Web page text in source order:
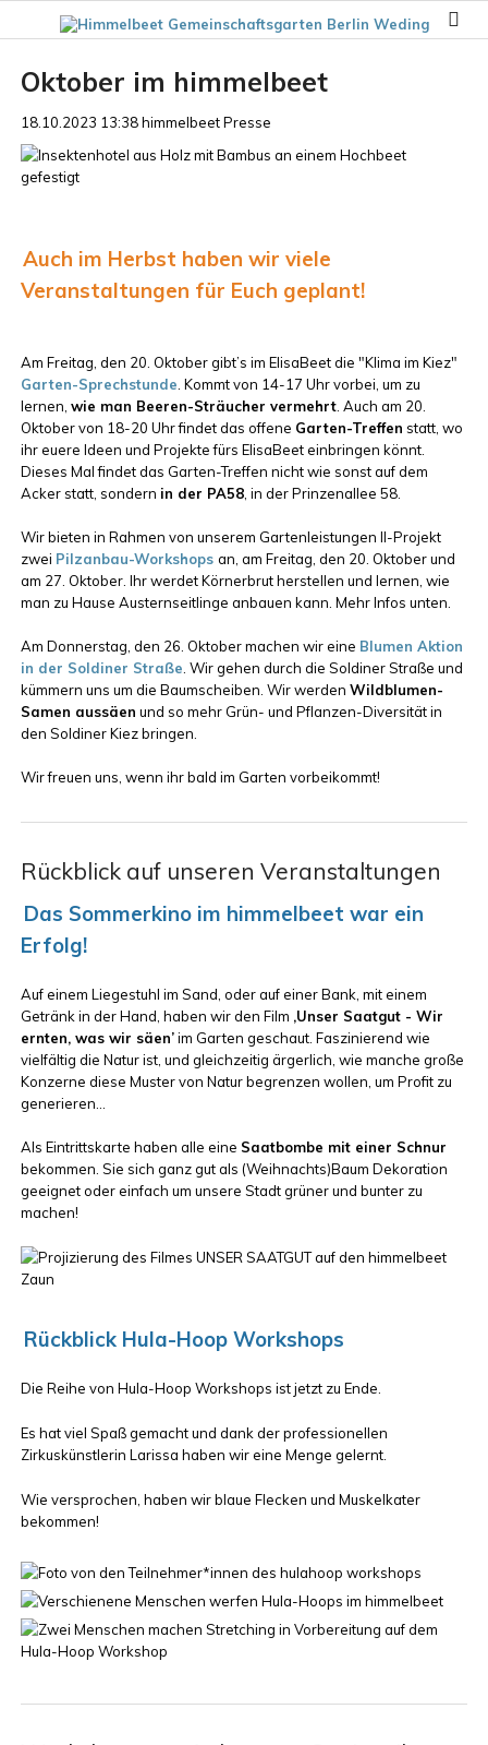
Oktober im himmelbeet
18.10.2023 13:38himmelbeet Presse
Auch im Herbst haben wir viele
Veranstaltungen für Euch geplant!
Am Freitag, den 20. Oktober gibt’s im ElisaBeet die "Klima im Kiez"
Garten-Sprechstunde . Kommt von 14-17 Uhr vorbei, um zu
lernen, wie man Beeren-Sträucher vermehrt. Auch am 20.
Oktober von 18-20 Uhr findet das offene Garten-Treffen statt, wo
ihr euere Ideen und Projekte fürs ElisaBeet einbringen könnt.
Dieses Mal findet das Garten-Treffen nicht wie sonst auf dem
Acker statt, sondern in der PA58, in der Prinzenallee 58.
Wir bieten in Rahmen von unserem Gartenleistungen II-Projekt
zwei Pilzanbau-Workshops an, am Freitag, den 20. Oktober und
am 27. Oktober. Ihr werdet Körnerbrut herstellen und lernen, wie
man zu Hause Austernseitlinge anbauen kann. Mehr Infos unten.
Am Donnerstag, den 26. Oktober machen wir eine Blumen Aktion
in der Soldiner Straße . Wir gehen durch die Soldiner Straße und
kümmern uns um die Baumscheiben. Wir werden Wildblumen-
Samen aussäen und so mehr Grün- und Pflanzen-Diversität in
den Soldiner Kiez bringen.
Wir freuen uns, wenn ihr bald im Garten vorbeikommt!
Rückblick auf unseren Veranstaltungen
Das Sommerkino im himmelbeet war ein
Erfolg!
Auf einem Liegestuhl im Sand, oder auf einer Bank, mit einem
Getränk in der Hand, haben wir den Film ‚Unser Saatgut - Wir
ernten, was wir säen’im Garten geschaut. Faszinierend wie
vielfältig die Natur ist, und gleichzeitig ärgerlich, wie manche große
Konzerne diese Muster von Natur begrenzen wollen, um Profit zu
generieren…
Als Eintrittskarte haben alle eine Saatbombe mit einer Schnur
bekommen. Sie sich ganz gut als (Weihnachts)Baum Dekoration
geeignet oder einfach um unsere Stadt grüner und bunter zu
machen!
Rückblick Hula-Hoop Workshops
Die Reihe von Hula-Hoop Workshops ist jetzt zu Ende.
Es hat viel Spaß gemacht und dank der professionellen
Zirkuskünstlerin Larissa haben wir eine Menge gelernt.
Wie versprochen, haben wir blaue Flecken und Muskelkater
bekommen!